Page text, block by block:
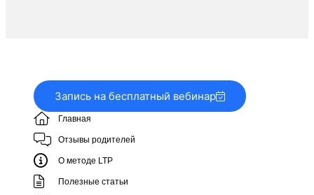
Запись на бесплатный вебинар
Главная
Отзывы родителей
О методе LTP
Полезные статьи